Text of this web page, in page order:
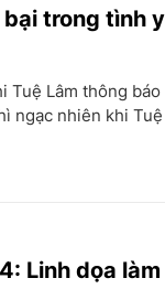
trong tình
Tuệ Lâm thông
ngạc nhiên khi
Linh dọa